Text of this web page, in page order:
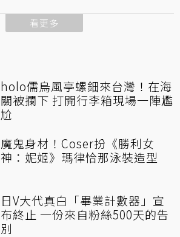
看更多
holo儒烏風亭螺鈿來台灣！在海
關被攔下 打開行李箱現場一陣尷
尬
魔鬼身材！Coser扮《勝利女
神：妮姬》瑪律恰那泳裝造型
日V大代真白「畢業計數器」宣
布終止 一份來自粉絲500天的告
別